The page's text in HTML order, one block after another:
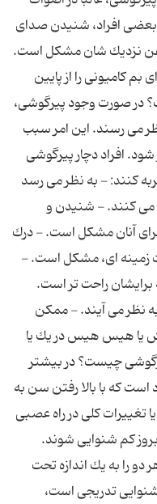
بعضی افراد، شنیدن صدای
نزدیك شان مشكل است.
كامیونی را از پایین
در صورت وجود پیرگوشی،
می رسند. این امر سبب
افراد دچار پیرگوشی
كنند: - به نظر می رسد
می كنند. - شنیدن و
آنان مشكل است. - درك
زمینه ای، مشكل است. -
راحت تر است.
نظر می آیند. - ممكن
یا هیس هیس در یك یا
چیست؟ در بیشتر
كه با بالا رفتن سن به
تغییرات كلی در راه عصبی
كم شنوایی شوند.
را به یك اندازه تحت
شنوایی تدریجی است،